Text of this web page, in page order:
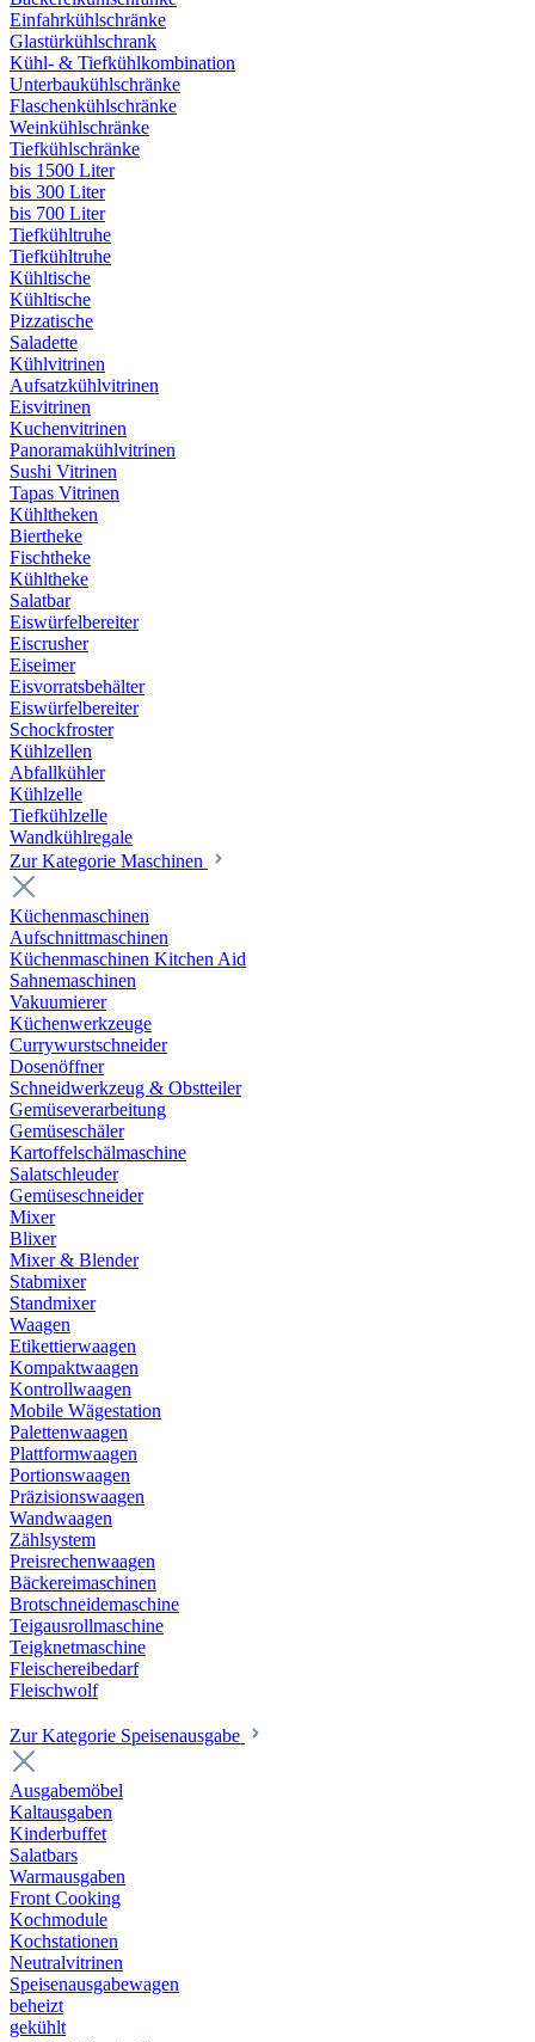
Einfahrkühlschränke
Glastürkühlschrank
Kühl- & Tiefkühlkombination
Unterbaukühlschränke
Flaschenkühlschränke
Weinkühlschränke
Tiefkühlschränke
bis 1500 Liter
bis 300 Liter
bis 700 Liter
Tiefkühltruhe
Tiefkühltruhe
Kühltische
Kühltische
Pizzatische
Saladette
Kühlvitrinen
Aufsatzkühlvitrinen
Eisvitrinen
Kuchenvitrinen
Panoramakühlvitrinen
Sushi Vitrinen
Tapas Vitrinen
Kühltheken
Biertheke
Fischtheke
Kühltheke
Salatbar
Eiswürfelbereiter
Eiscrusher
Eiseimer
Eisvorratsbehälter
Eiswürfelbereiter
Schockfroster
Kühlzellen
Abfallkühler
Kühlzelle
Tiefkühlzelle
Wandkühlregale
Zur Kategorie Maschinen
Küchenmaschinen
Aufschnittmaschinen
Küchenmaschinen Kitchen Aid
Sahnemaschinen
Vakuumierer
Küchenwerkzeuge
Currywurstschneider
Dosenöffner
Schneidwerkzeug & Obstteiler
Gemüseverarbeitung
Gemüseschäler
Kartoffelschälmaschine
Salatschleuder
Gemüseschneider
Mixer
Blixer
Mixer & Blender
Stabmixer
Standmixer
Waagen
Etikettierwaagen
Kompaktwaagen
Kontrollwaagen
Mobile Wägestation
Palettenwaagen
Plattformwaagen
Portionswaagen
Präzisionswaagen
Wandwaagen
Zählsystem
Preisrechenwaagen
Bäckereimaschinen
Brotschneidemaschine
Teigausrollmaschine
Teigknetmaschine
Fleischereibedarf
Fleischwolf
Zur Kategorie Speisenausgabe
Ausgabemöbel
Kaltausgaben
Kinderbuffet
Salatbars
Warmausgaben
Front Cooking
Kochmodule
Kochstationen
Neutralvitrinen
Speisenausgabewagen
beheizt
gekühlt